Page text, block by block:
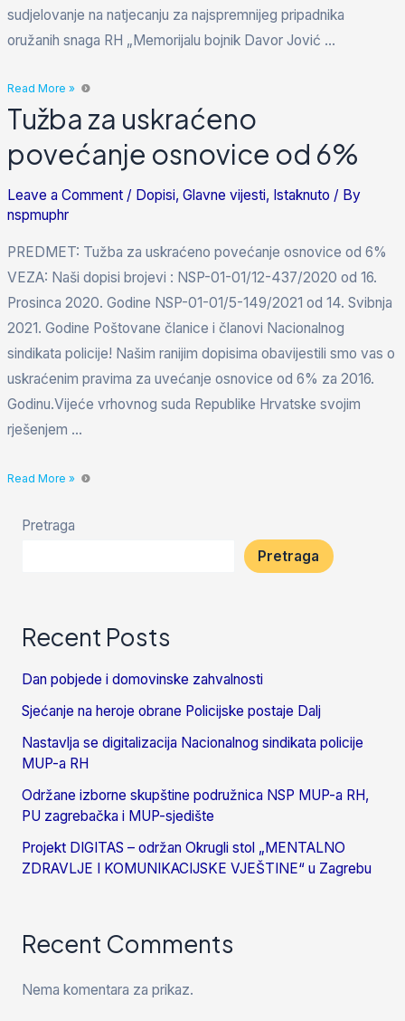
sudjelovanje na natjecanju za najspremnijeg pripadnika
oružanih snaga RH „Memorijalu bojnik Davor Jović …
Read More »
Tužba za uskraćeno
povećanje osnovice od 6%
Leave a Comment / Dopisi,Glavne vijesti, Istaknuto / By
nspmuphr
PREDMET: Tužba za uskraćeno povećanje osnovice od 6%
VEZA: Naši dopisi brojevi : NSP-01-01/12-437/2020 od 16.
Prosinca 2020. Godine NSP-01-01/5-149/2021 od 14. Svibnja
2021. Godine Poštovane članice i članovi Nacionalnog
sindikata policije! Našim ranijim dopisima obavijestili smo vas o
uskraćenim pravima za uvećanje osnovice od 6% za 2016.
Godinu.Vijeće vrhovnog suda Republike Hrvatske svojim
rješenjem …
Read More »
Pretraga
Pretraga
Recent Posts
Dan pobjede i domovinske zahvalnosti
Sjećanje na heroje obrane Policijske postaje Dalj
Nastavlja se digitalizacija Nacionalnog sindikata policije
MUP-a RH
Održane izborne skupštine podružnica NSP MUP-a RH,
PU zagrebačka i MUP-sjedište
Projekt DIGITAS – održan Okrugli stol „MENTALNO
ZDRAVLJE I KOMUNIKACIJSKE VJEŠTINE“ u Zagrebu
Recent Comments
Nema komentara za prikaz.